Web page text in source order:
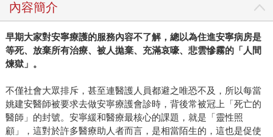
內容簡介
早期大家對安寧療護的服務內容不了解，總以為住進安寧病房是
等死、放棄所有治療、被人拋棄、充滿哀嚎、悲雲慘霧的「人間
煉獄」。
不僅社會大眾排斥，甚至連醫護人員都避之唯恐不及，所以每當
姚建安醫師被要求去做安寧療護會診時，背後常被冠上「死亡的
醫師」的封號。安寧緩和醫療最核心的課題，就是「靈性照
顧」，這對於許多醫療助人者而言，是相當陌生的，這也是促使